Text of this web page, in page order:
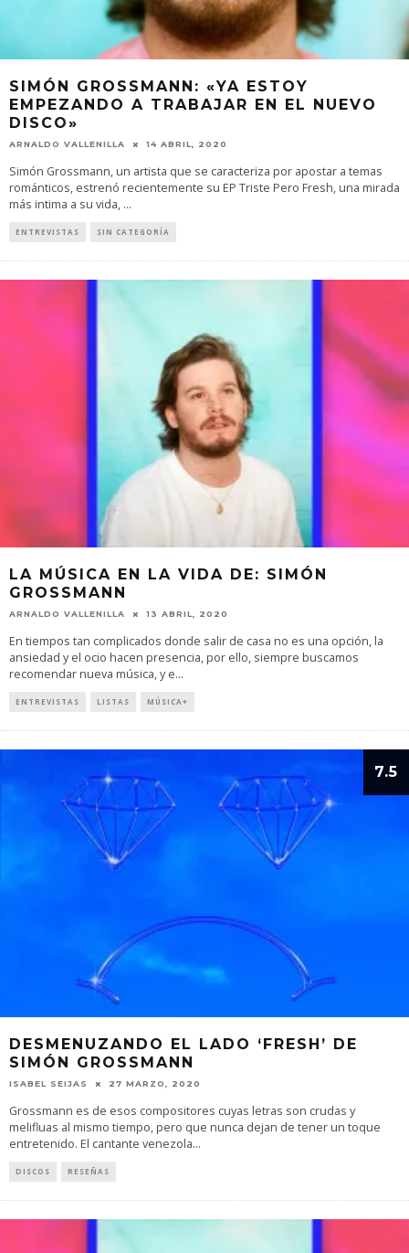
SIMÓN GROSSMANN: «YA ESTOY
EMPEZANDO A TRABAJAR EN EL NUEVO
DISCO»
ARNALDO VALLENILLA 14 ABRIL, 2020
Simón Grossmann, un artista que se caracteriza por apostar a temas
románticos, estrenó recientemente su EP Triste Pero Fresh, una mirada
más intima a su vida, ...
ENTREVISTAS SIN CATEGORÍA
LA MÚSICA EN LA VIDA DE: SIMÓN
GROSSMANN
ARNALDO VALLENILLA 13 ABRIL, 2020
En tiempos tan complicados donde salir de casa no es una opción, la
ansiedad y el ocio hacen presencia, por ello, siempre buscamos
recomendar nueva música, y e...
ENTREVISTAS LISTAS MÚSICA+
7.5
DESMENUZANDO EL LADO ‘FRESH’ DE
SIMÓN GROSSMANN
ISABEL SEIJAS 27 MARZO, 2020
Grossmann es de esos compositores cuyas letras son crudas y
melifluas al mismo tiempo, pero que nunca dejan de tener un toque
entretenido. El cantante venezola...
DISCOS RESEÑAS